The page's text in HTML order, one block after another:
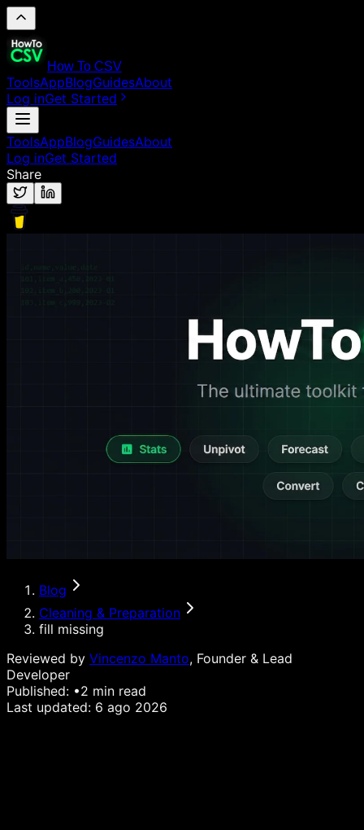
How To CSV
ToolsAppBlogGuidesAbout
Log inGet Started
ToolsAppBlogGuidesAbout
Log inGet Started
Share
Blog
Cleaning & Preparation
fill missing
Reviewed by Vincenzo Manto, Founder & Lead
Developer
Published: •2 min read
Last updated: 6 ago 2026